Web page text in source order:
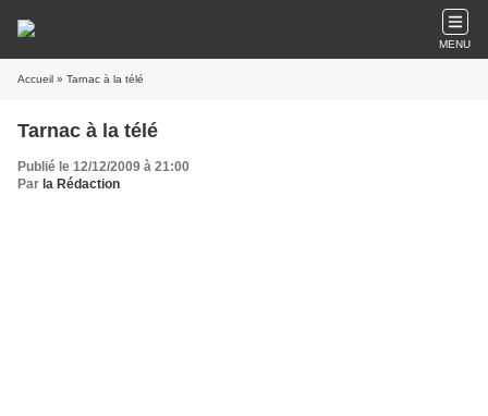
MENU
Accueil » Tarnac à la télé
Tarnac à la télé
Publié le 12/12/2009 à 21:00
Par la Rédaction